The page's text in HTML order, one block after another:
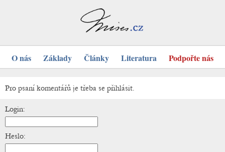
O nás Základy Články Literatura Podpořte nás
Pro psaní komentářů je třeba se přihlásit.
Login:
Heslo: